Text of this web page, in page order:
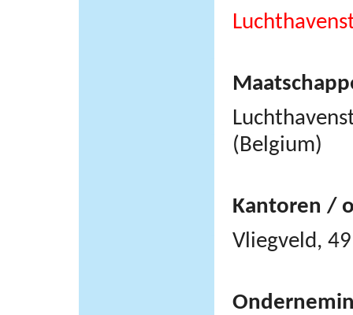
(Belgium)
Kantoren /
Vliegveld,